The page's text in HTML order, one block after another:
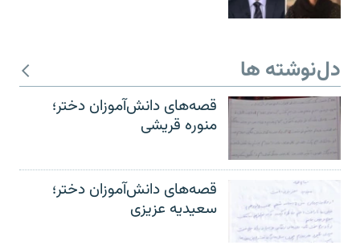
دل‌نوشته ها
قصه‌های دانش‌آموزان دختر؛
منوره قریشی
قصه‌های دانش‌آموزان دختر؛
سعیدیه عزیزی